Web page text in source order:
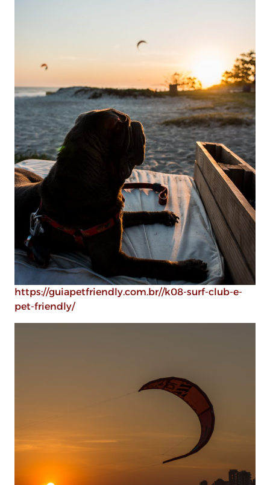
https://guiapetfriendly.com.br//k08-surf-club-e-
pet-friendly/